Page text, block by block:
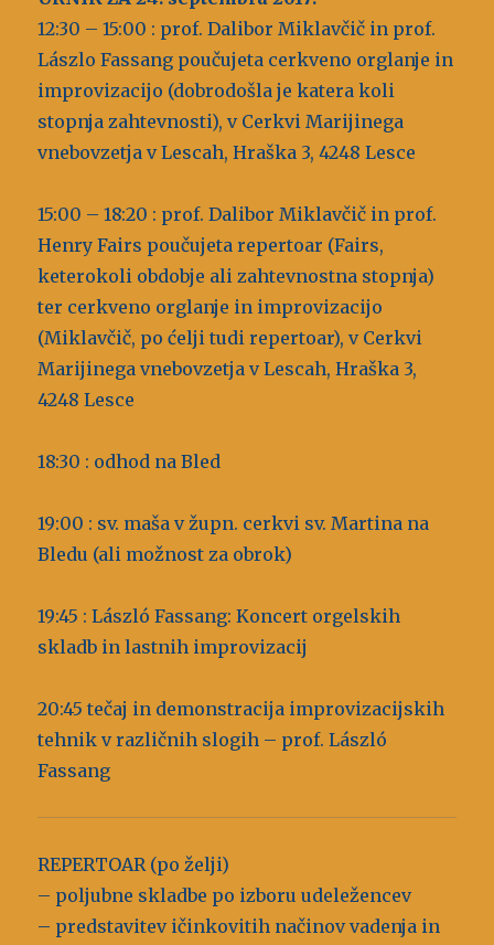
12:30 – 15:00 : prof. Dalibor Miklavčič in prof.
Lászlo Fassang poučujeta cerkveno orglanje in
improvizacijo (dobrodošla je katera koli
stopnja zahtevnosti), v Cerkvi Marijinega
vnebovzetja v Lescah, Hraška 3, 4248 Lesce
15:00 – 18:20 : prof. Dalibor Miklavčič in prof.
Henry Fairs poučujeta repertoar (Fairs,
keterokoli obdobje ali zahtevnostna stopnja)
ter cerkveno orglanje in improvizacijo
(Miklavčič, po ćelji tudi repertoar), v Cerkvi
Marijinega vnebovzetja v Lescah, Hraška 3,
4248 Lesce
18:30 : odhod na Bled
19:00 : sv. maša v župn. cerkvi sv. Martina na
Bledu (ali možnost za obrok)
19:45 : László Fassang: Koncert orgelskih
skladb in lastnih improvizacij
20:45 tečaj in demonstracija improvizacijskih
tehnik v različnih slogih – prof. László
Fassang
REPERTOAR (po želji)
– poljubne skladbe po izboru udeležencev
– predstavitev ičinkovitih načinov vadenja in